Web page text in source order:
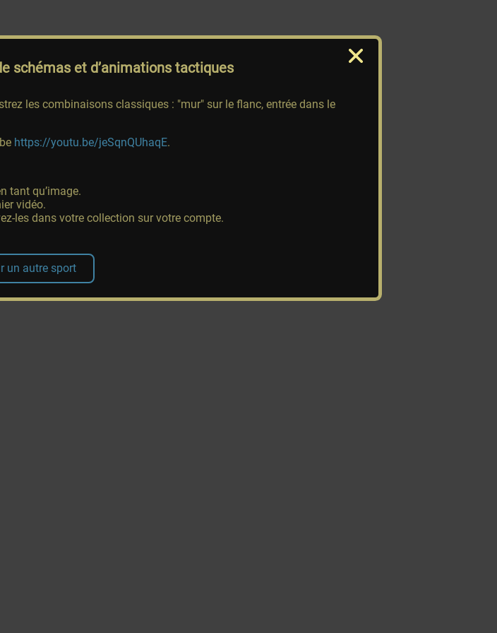
schémas et d’animations tactiques
les combinaisons classiques : "mur" sur le flanc, entrée dans le
https://youtu.be/jeSqnQUhaqE.
tant qu’image.
vidéo.
les dans votre collection sur votre compte.
un autre sport